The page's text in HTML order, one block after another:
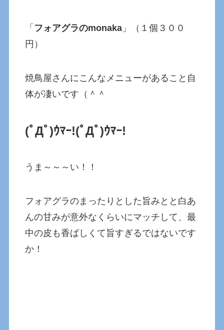
「 フォアグラのmonaka 」（１個３００
円）
焼鳥屋さんにこんなメニューがあること自
体が凄いです（＾＾
(ﾟДﾟ)ｳﾏｰ!(ﾟДﾟ)ｳﾏｰ!
うま～～～い！！
フォアグラのまったりとした旨みとと白あ
んの甘みが意外なくらいにマッチして、最
中の皮も香ばしくて旨すぎるではないです
か！